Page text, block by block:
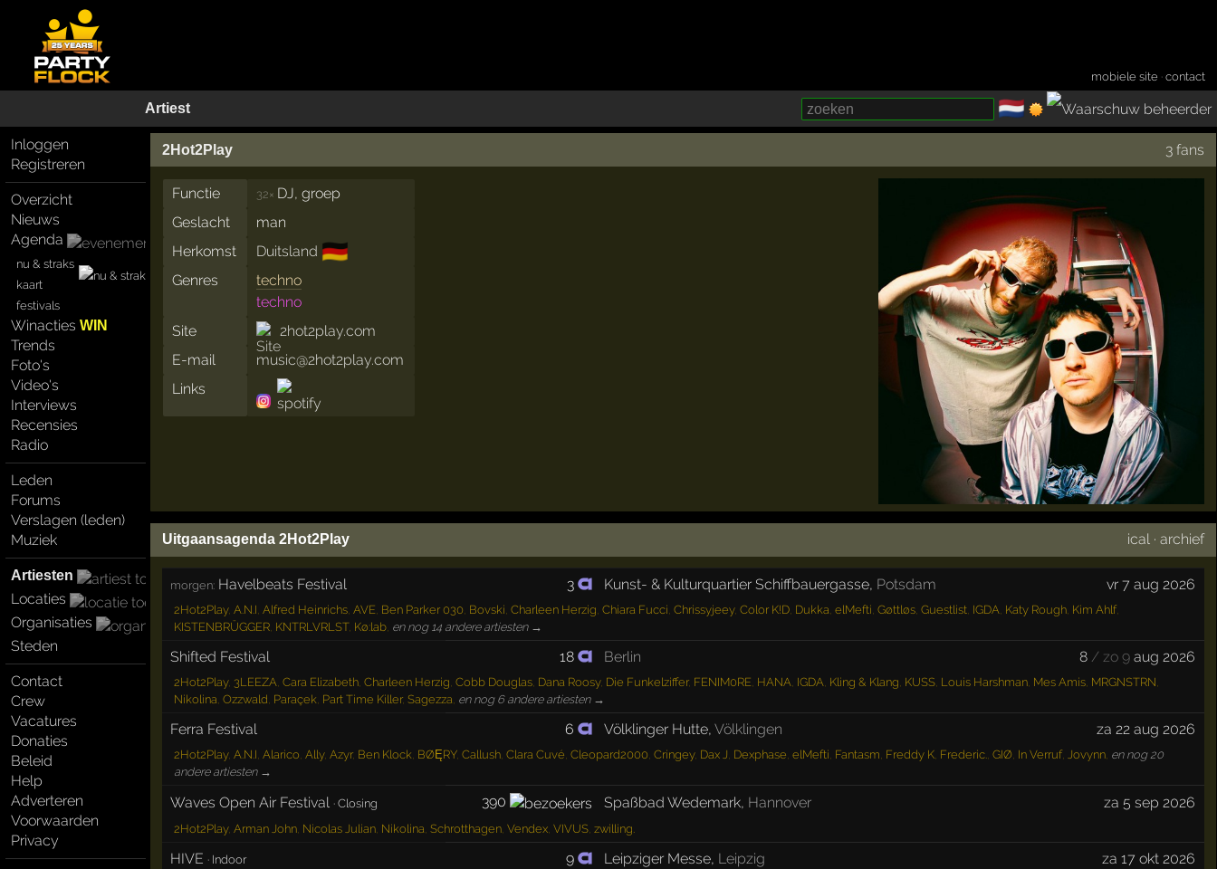
mobiele site ·contact
Artiest 🇳🇱
Inloggen
Registreren
Overzicht
Nieuws
Agenda
nu & straks
kaart
festivals
WinactiesWIN
Trends
Foto's
Video's
Interviews
Recensies
Radio
Leden
Forums
Verslagen (leden)
Muziek
Artiesten
Locaties
Organisaties
Steden
Contact
Crew
Vacatures
Donaties
Beleid
Help
Adverteren
Voorwaarden
Privacy
2Hot2Play 3 fans
Functie 32× DJ, groep
Geslacht
man
Herkomst
Duitsland 🇩🇪
Genres
techno
techno
Site
2hot2play.com
E-mail
music@2hot2play.com
Links
Uitgaansagenda 2Hot2Play ical ·archief
morgen: Havelbeats Festival 3 Kunst- & Kulturquartier Schiffbauergasse, Potsdam vr 7 aug 2026
2Hot2Play, A.N.I, Alfred Heinrichs, AVE, Ben Parker 030, Bovski, Charleen Herzig, Chiara Fucci, Chrissyjeey, Color K!D, Dukka, elMefti, Gøttløs, Guestlist, IGDA, Katy Rough, Kim Ahlf,
KISTENBRÜGGER, KNTRLVRLST, Kø:lab, en nog 14 andere artiesten →
Shifted Festival 18 Berlin 8 / zo 9aug 2026
2Hot2Play, 3LEEZA, Cara Elizabeth, Charleen Herzig, Cobb Douglas, Dana Roosy, Die Funkelziffer, FENIM0RE, HANA, IGDA, Kling & Klang, KUSS, Louis Harshman, Mes Amis, MRGNSTRN,
Nikolina, Ozzwald, Paraçek, Part Time Killer, Sagezza, en nog 6 andere artiesten →
Ferra Festival 6 Völklinger Hutte,Völklingen za 22 aug 2026
2Hot2Play, A.N.I, Alarico, Ally, Azyr, Ben Klock, BØĘRY, Callush, Clara Cuvé, Cleopard2000, Cringey, Dax J, Dexphase, elMefti, Fantasm, Freddy K, Frederic., GIØ, In Verruf, Jovynn, en nog 20
andere artiesten →
Waves Open Air Festival ·Closing 390 Spaßbad Wedemark, Hannover za 5 sep 2026
2Hot2Play, Arman John, Nicolas Julian, Nikolina, Schrotthagen, Vendex, VIVUS, zwilling.
HIVE · Indoor 9 Leipziger Messe, Leipzig za 17 okt 2026